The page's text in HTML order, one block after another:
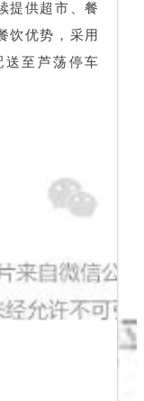
提供超市、餐
饮优势，采用
送至芦荡停车